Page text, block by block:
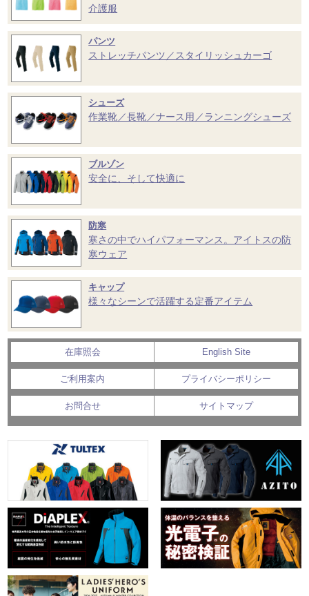
介護服
パンツ
ストレッチパンツ／スタイリッシュカーゴ
シューズ
作業靴／長靴／ナース用／ランニングシューズ
ブルゾン
安全に、そして快適に
防寒
寒さの中でハイパフォーマンス。アイトスの防
寒ウェア
キャップ
様々なシーンで活躍する定番アイテム
在庫照会 English Site
ご利用案内 プライバシーポリシー
お問合せ サイトマップ